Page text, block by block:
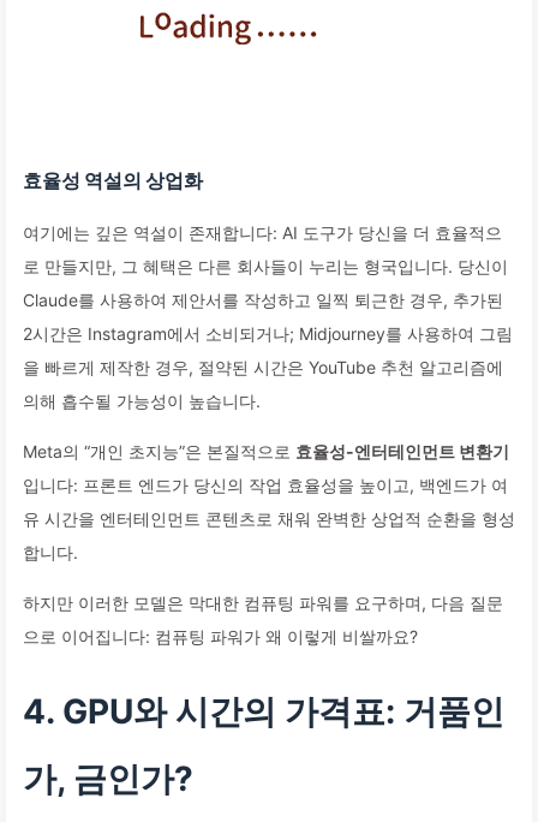
효율성 역설의 상업화
여기에는 깊은 역설이 존재합니다: AI 도구가 당신을 더 효율적으
로 만들지만, 그 혜택은 다른 회사들이 누리는 형국입니다. 당신이
Claude를 사용하여 제안서를 작성하고 일찍 퇴근한 경우, 추가된
2시간은 Instagram에서 소비되거나; Midjourney를 사용하여 그림
을 빠르게 제작한 경우, 절약된 시간은 YouTube 추천 알고리즘에
의해 흡수될 가능성이 높습니다.
Meta의 “개인 초지능”은 본질적으로 효율성-엔터테인먼트 변환기
입니다: 프론트 엔드가 당신의 작업 효율성을 높이고, 백엔드가 여
유 시간을 엔터테인먼트 콘텐츠로 채워 완벽한 상업적 순환을 형성
합니다.
하지만 이러한 모델은 막대한 컴퓨팅 파워를 요구하며, 다음 질문
으로 이어집니다: 컴퓨팅 파워가 왜 이렇게 비쌀까요?
4. GPU와 시간의 가격표: 거품인
가, 금인가?